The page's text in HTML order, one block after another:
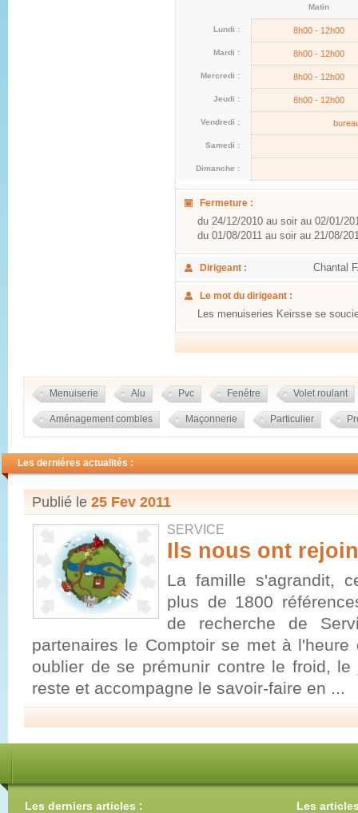
Matin
Lundi : 8h00 - 12h00
Mardi : 8h00 - 12h00
Mercredi : 8h00 - 12h00
Jeudi : 8h00 - 12h00
Vendredi :
Samedi :
Dimanche :
Fermeture :
du 24/12/2010 au soir au 02/01/
du 01/08/2011 au soir au 21/08/
Dirigeant : Chantal
Le mot du dirigeant :
Les menuiseries Keirsse se
Menuiserie Alu Pvc Fenêtre Volet roulant
Aménagement combles Maçonnerie Particulier
Les derniéres actualités :
Publié le 25 Fev 2011
SERVICE
Ils nous ont
La famille s'agrandit,
plus de 1800
de recherche de
partenaires le Comptoir se met à
oublier de se prémunir contre le froid,
reste et accompagne le savoir-faire en ...
Les derniers articles : Les